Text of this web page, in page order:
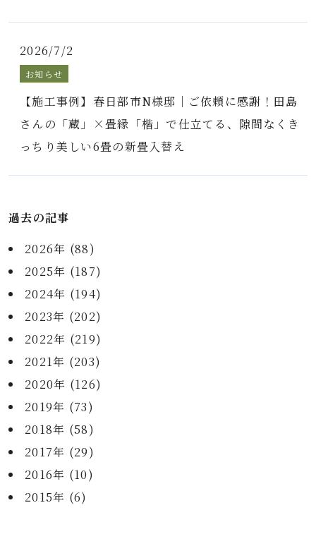
2026/7/2
お知らせ
【施工事例】春日部市N様邸｜ご依頼に感謝！田島
さんの「蔵」×畳縁「楷」で仕立てる、隙間なくき
っちり美しい6畳の新畳入替え
過去の記事
2026年 (88)
2025年 (187)
2024年 (194)
2023年 (202)
2022年 (219)
2021年 (203)
2020年 (126)
2019年 (73)
2018年 (58)
2017年 (29)
2016年 (10)
2015年 (6)